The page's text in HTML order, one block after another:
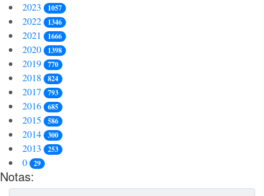
2023 1057
2022 1346
2021 1666
2020 1398
2019 770
2018 824
2017 793
2016 685
2015 586
2014 300
2013 253
0 29
Notas: